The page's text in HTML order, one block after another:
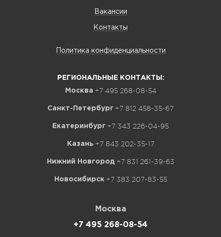
Вакансии
Контакты
Политика конфиденциальности
РЕГИОНАЛЬНЫЕ КОНТАКТЫ:
Москва +7 495 268-08-54
Санкт-Петербург +7 812 458-35-67
Екатеринбург +7 343 226-04-95
Казань +7 843 202-35-17
Нижний Новгород +7 831 261-39-63
Новосибирск +7 383 207-83-55
Москва
+7 495 268-08-54